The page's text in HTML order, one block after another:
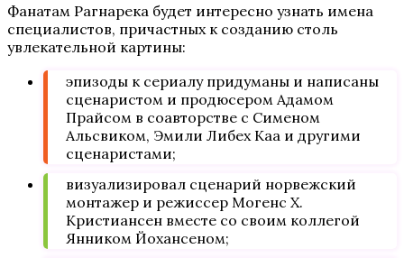
Фанатам Рагнарека будет интересно узнать имена
специалистов, причастных к созданию столь
увлекательной картины:
эпизоды к сериалу придуманы и написаны
сценаристом и продюсером Адамом
Прайсом в соавторстве с Сименом
Альсвиком, Эмили Либех Каа и другими
сценаристами;
визуализировал сценарий норвежский
монтажер и режиссер Могенс Х.
Кристиансен вместе со своим коллегой
Янником Йохансеном;